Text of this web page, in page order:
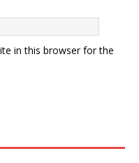
in this browser for the